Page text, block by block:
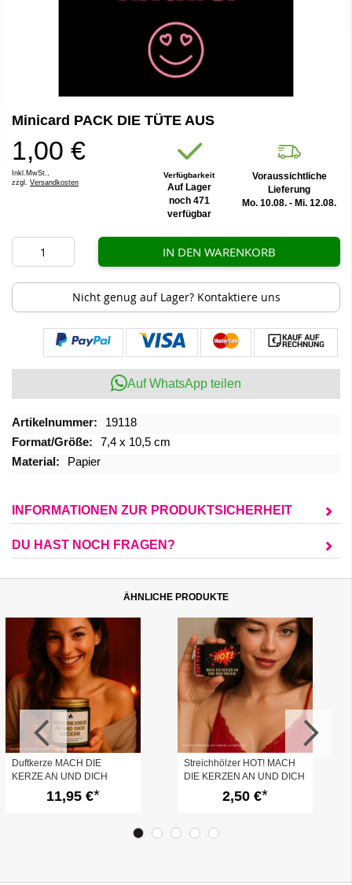
Anfang
Bildergalerie
springen
Minicard PACK DIE TÜTE AUS
1,00 €
Inkl.MwSt.,
zzgl. Versandkosten
Verfügbarkeit
Auf Lager
noch 471
verfügbar
Voraussichtliche
Lieferung
Mo. 10.08. - Mi. 12.08.
IN DEN WARENKORB
Nicht genug auf Lager? Kontaktiere uns
Auf WhatsApp teilen
Mehr
Informationen
19118
7,4 x 10,5 cm
Papier
INFORMATIONEN ZUR PRODUKTSICHERHEIT
DU HAST NOCH FRAGEN?
ÄHNLICHE PRODUKTE
Duftkerze MACH DIE
KERZE AN UND DICH
NACKIG!11,95 €
Streichhölzer HOT! MACH
DIE KERZEN AN UND DICH
2,50 €